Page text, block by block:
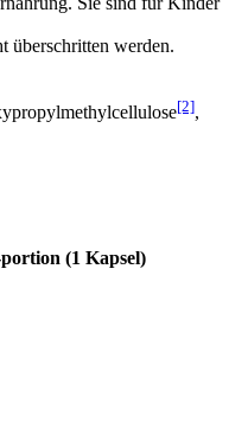
überschritten werden.
[2],
(1 Kapsel)